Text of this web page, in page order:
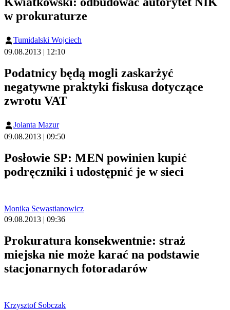
w prokuraturze
Tumidalski Wojciech
09.08.2013 | 12:10
Podatnicy będą mogli zaskarżyć
negatywne praktyki fiskusa dotyczące
zwrotu VAT
Jolanta Mazur
09.08.2013 | 09:50
Posłowie SP: MEN powinien kupić
podręczniki i udostępnić je w sieci
Monika Sewastianowicz
09.08.2013 | 09:36
Prokuratura konsekwentnie: straż
miejska nie może karać na podstawie
stacjonarnych fotoradarów
Krzysztof Sobczak